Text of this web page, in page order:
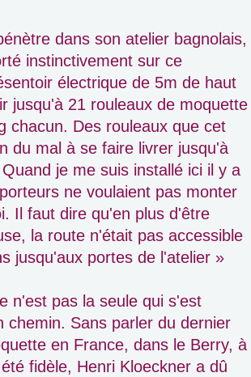
dans son atelier bagnolais,
instinctivement sur ce
électrique de 5m de haut
jusqu'à 21 rouleaux de moquette
chacun. Des rouleaux que cet
du mal à se faire livrer jusqu'à
je me suis installé ici il y a
ne voulaient pas monter
Il faut dire qu'en plus d'être
la route n'était pas accessible
jusqu'aux portes de l'atelier »
n'est pas la seule qui s'est
chemin. Sans parler du dernier
en France, dans le Berry, à
fidèle, Henri Kloeckner a dû